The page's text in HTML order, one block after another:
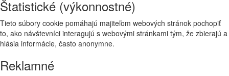
Štatistické (výkonnostné)
Tieto súbory cookie pomáhajú majiteľom webových stránok pochopiť
to, ako návštevníci interagujú s webovými stránkami tým, že zbierajú a
hlásia informácie, často anonymne.
Reklamné